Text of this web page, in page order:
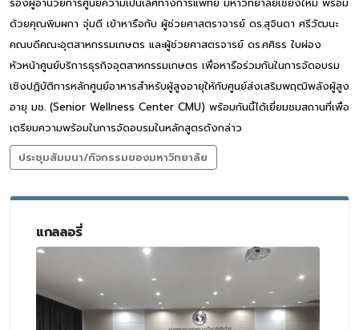
ด้วยคุณพิมผกา จุ่มดี เข้าหารือกับ ผู้ช่วยศาสตราจารย์ ดร.สุจินดา ศรีวัฒนะ
คณบดีคณะอุตสาหกรรมเกษตร และผู้ช่วยศาสตรจารย์ ดร.ศศิธร ใบผ่อง
หัวหน้าศูนย์บริการธุรกิจอุตสาหกรรมเกษตร เพื่อหารือร่วมกันในการจัดอบรม
เชิงปฏิบัติการหลักศูนย์อาหารสำหรับผู้สูงอายุให้กับศูนย์ส่งเสริมพฤฒิพลังผู้สูง
อายุ มช. (Senior Wellness Center CMU) พร้อมกันนี้ได้เยี่ยมชมสถานที่เพื่อ
เตรียมความพร้อมในการจัดอบรมในหลักสูตรดังกล่าว
ประชุมสัมมนา/กิจกรรมของมหาวิทยาลัย
แกลลอรี่